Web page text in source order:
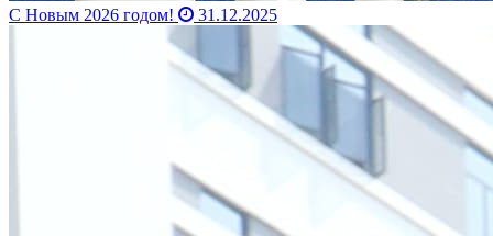
С Новым 2026 годом! 31.12.2025